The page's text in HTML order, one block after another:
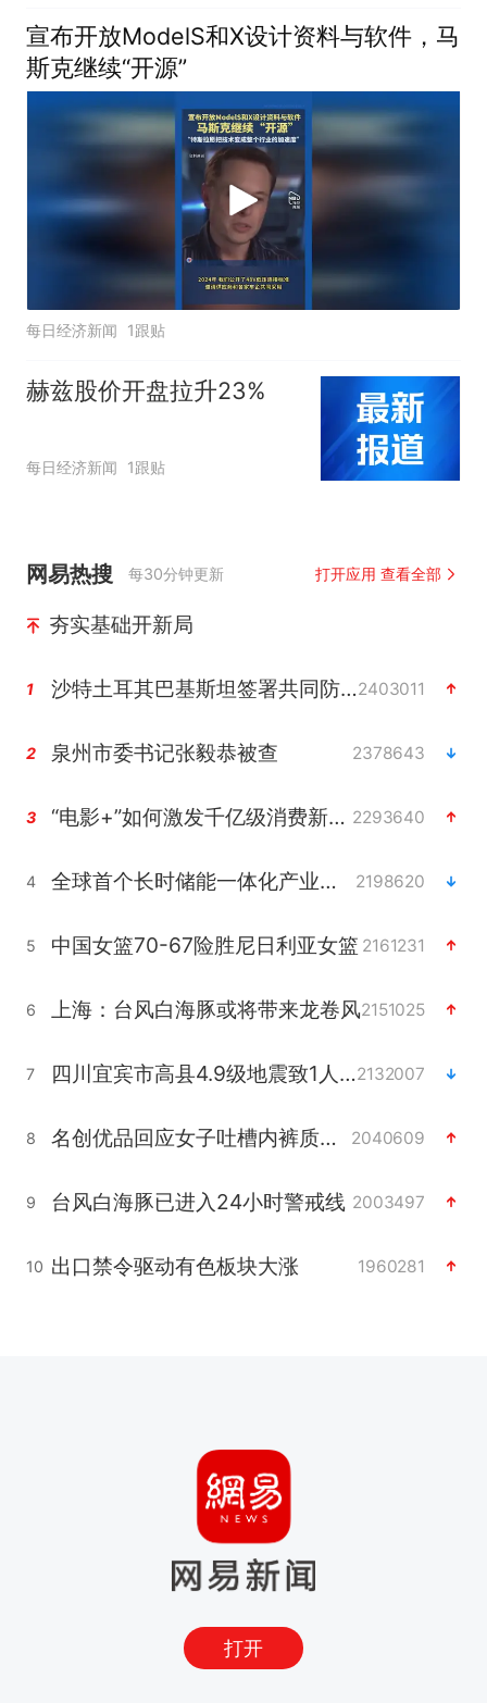
宣布开放ModelS和X设计资料与软件，马
斯克继续“开源”
每日经济新闻 1跟贴
赫兹股价开盘拉升23%
每日经济新闻 1跟贴
网易热搜 每30分钟更新 打开应用 查看全部
夯实基础开新局
1 沙特土耳其巴基斯坦签署共同防务协议2403011
2 泉州市委书记张毅恭被查 2378643
3 “电影+”如何激发千亿级消费新活力？ 2293640
4 全球首个长时储能一体化产业园量产 2198620
5 中国女篮70-67险胜尼日利亚女篮 2161231
6 上海：台风白海豚或将带来龙卷风2151025
7 四川宜宾市高县4.9级地震致1人死亡2132007
8 名创优品回应女子吐槽内裤质量差 2040609
9 台风白海豚已进入24小时警戒线 2003497
10 出口禁令驱动有色板块大涨 1960281
打开